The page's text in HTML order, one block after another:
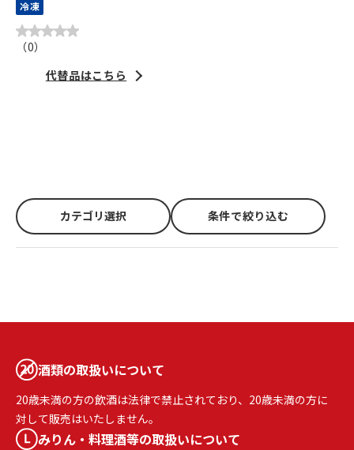
冷凍
（0）
代替品はこちら
カテゴリ選択 条件で絞り込む
酒類の取扱いについて
20歳未満の方の飲酒は法律で禁止されており、20歳未満の方に
対して販売はいたしません。
みりん・料理酒等の取扱いについて